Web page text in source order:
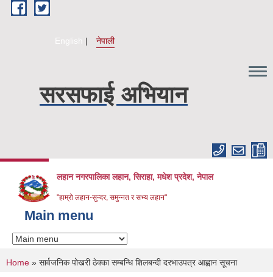
Skip to main content
English नेपाली
सरसफाई अभियान
लहान नगरपालिका लहान, सिराहा, मधेश प्रदेश, नेपाल
"हाम्रो लहान-सुन्दर, समुन्नत र सभ्य लहान"
Main menu
You are here
Home » सार्वजनिक पोखरी ठेक्का सम्बन्धि शिलबन्दी दरभाउपत्र आह्वान सूचना